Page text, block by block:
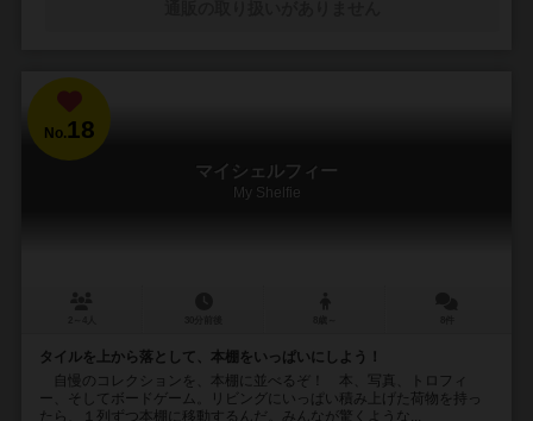
No.18
マイシェルフィー
My Shelfie
タイルを上から落として、本棚をいっぱいにしよう！
自慢のコレクションを、本棚に並べるぞ！ 本、写真、トロフィ
ー、そしてボードゲーム。リビングにいっぱい積み上げた荷物を持っ
たら、１列ずつ本棚に移動するんだ。みんなが驚くような...